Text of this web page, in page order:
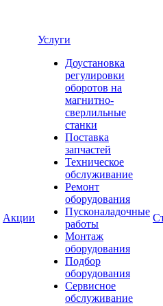
Акции
Услуги
Доустановка
регулировки
оборотов на
магнитно-
сверлильные
станки
Поставка
запчастей
Техническое
обслуживание
Ремонт
оборудования
Пусконаладочные
работы
Монтаж
оборудования
Подбор
оборудования
Сервисное
обслуживание